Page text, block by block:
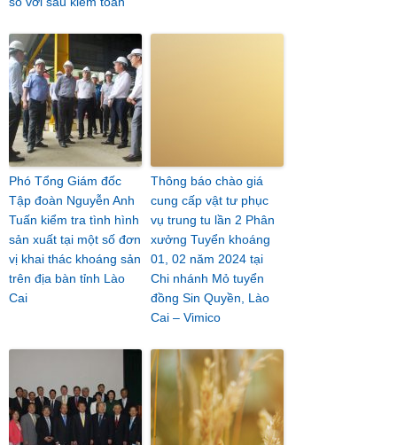
Phó Tổng Giám đốc
Tập đoàn Nguyễn Anh
Tuấn kiểm tra tình hình
sản xuất tại một số đơn
vị khai thác khoáng sản
trên địa bàn tỉnh Lào
Cai
Thông báo chào giá
cung cấp vật tư phục
vụ trung tu lần 2 Phân
xưởng Tuyển khoáng
01, 02 năm 2024 tại
Chi nhánh Mỏ tuyển
đồng Sin Quyền, Lào
Cai – Vimico